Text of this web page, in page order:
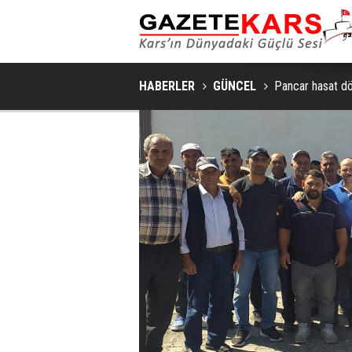
SAKIN VE ŞIK BIR YAŞAM ALANI İÇIN
HABERLER GÜNCEL Pancar hasat